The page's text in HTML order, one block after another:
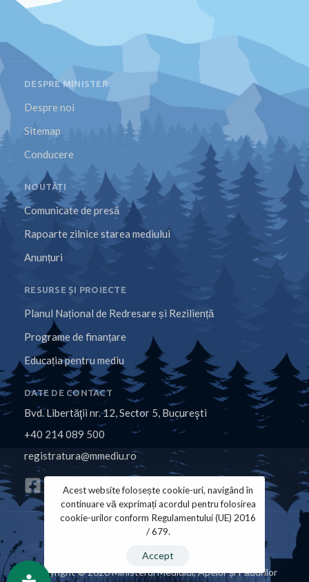
DESPRE MINISTER
Despre noi
Sitemap
Conducere
NOUTĂȚI
Comunicate de presă
Rapoarte zilnice starea mediului
Anunțuri
RESURSE ȘI PROIECTE
Planul Național de Redresare și Reziliență
Programe de finanțare
Educația pentru mediu
DATE DE CONTACT
Bvd. Libertăţii nr. 12, Sector 5, Bucureşti
+40 214 089 500
registratura@mmediu.ro
Copyright © 2026 Ministerul Mediului, Apelor și Pădurilor
Acest website folosește cookie-uri, navigând în
continuare vă exprimați acordul pentru folosirea
cookie-urilor conform Regulamentului (UE) 2016
/ 679.
Accept